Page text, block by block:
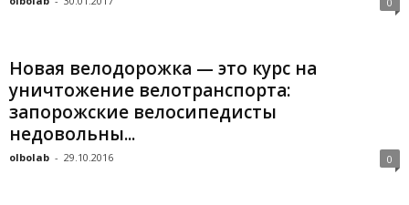
Новая велодорожка — это курс на
уничтожение велотранспорта:
запорожские велосипедисты
недовольны...
olbolab - 29.10.2016 0